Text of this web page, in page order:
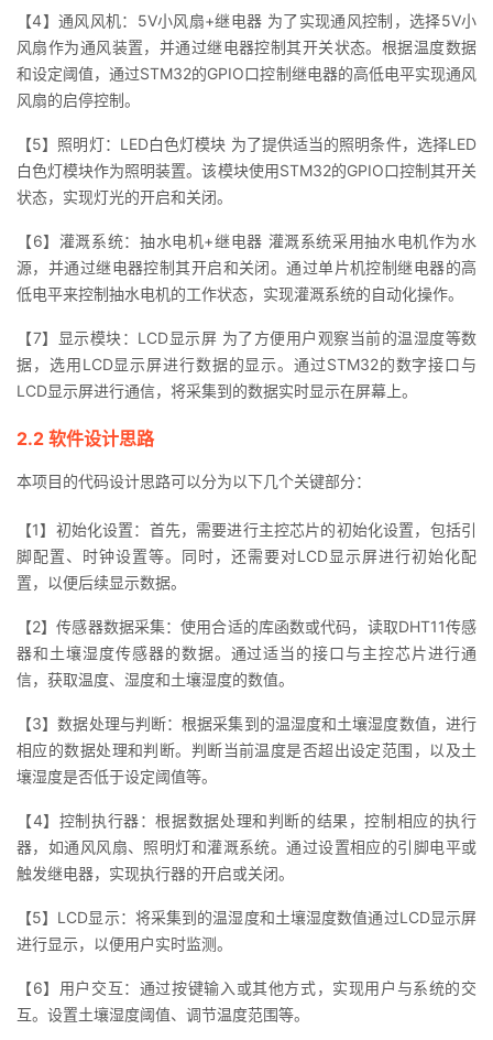
【4】通风风机：5V小风扇+继电器 为了实现通风控制，选择5V小
风扇作为通风装置，并通过继电器控制其开关状态。根据温度数据
和设定阈值，通过STM32的GPIO口控制继电器的高低电平实现通风
风扇的启停控制。
【5】照明灯：LED白色灯模块 为了提供适当的照明条件，选择LED
白色灯模块作为照明装置。该模块使用STM32的GPIO口控制其开关
状态，实现灯光的开启和关闭。
【6】灌溉系统：抽水电机+继电器 灌溉系统采用抽水电机作为水
源，并通过继电器控制其开启和关闭。通过单片机控制继电器的高
低电平来控制抽水电机的工作状态，实现灌溉系统的自动化操作。
【7】显示模块：LCD显示屏 为了方便用户观察当前的温湿度等数
据，选用LCD显示屏进行数据的显示。通过STM32的数字接口与
LCD显示屏进行通信，将采集到的数据实时显示在屏幕上。
2.2 软件设计思路
本项目的代码设计思路可以分为以下几个关键部分：
【1】初始化设置：首先，需要进行主控芯片的初始化设置，包括引
脚配置、时钟设置等。同时，还需要对LCD显示屏进行初始化配
置，以便后续显示数据。
【2】传感器数据采集：使用合适的库函数或代码，读取DHT11传感
器和土壤湿度传感器的数据。通过适当的接口与主控芯片进行通
信，获取温度、湿度和土壤湿度的数值。
【3】数据处理与判断：根据采集到的温湿度和土壤湿度数值，进行
相应的数据处理和判断。判断当前温度是否超出设定范围，以及土
壤湿度是否低于设定阈值等。
【4】控制执行器：根据数据处理和判断的结果，控制相应的执行
器，如通风风扇、照明灯和灌溉系统。通过设置相应的引脚电平或
触发继电器，实现执行器的开启或关闭。
【5】LCD显示：将采集到的温湿度和土壤湿度数值通过LCD显示屏
进行显示，以便用户实时监测。
【6】用户交互：通过按键输入或其他方式，实现用户与系统的交
互。设置土壤湿度阈值、调节温度范围等。